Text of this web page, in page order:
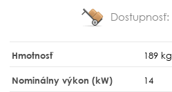
Dostupnosť:
Hmotnosť 189 kg
Nominálny výkon (kW) 14